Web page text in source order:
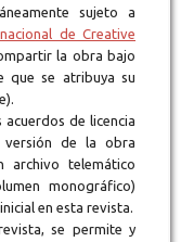
sujeto a
de Creative
la obra bajo
que se atribuya su
de licencia
versión de la obra
archivo telemático
monográfico)
en esta revista.
se permite y